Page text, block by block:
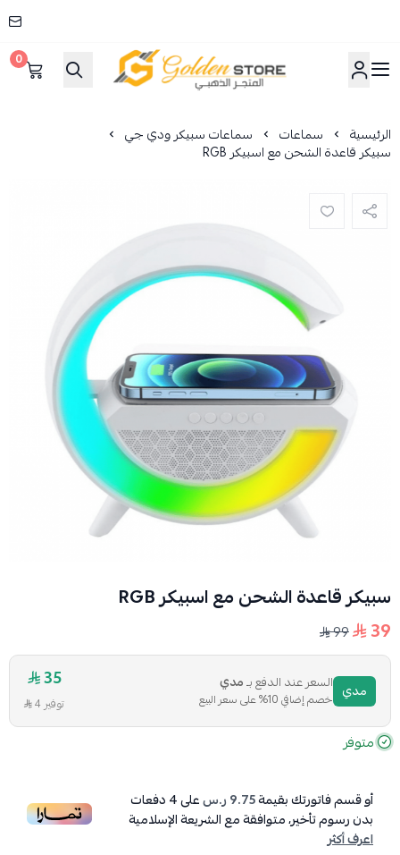
المتجر الذهبي
0
الرئيسية سماعات سماعات سبيكر ودي جي
سبيكر قاعدة الشحن مع اسبيكر RGB
سبيكر قاعدة الشحن مع اسبيكر RGB
39
99
مدي السعر عند الدفع بـمدي
خصم إضافي 10% على سعر البيع
35
توفير 4
متوفر
أو قسم فاتورتك بقيمة9.75 ر.س على4دفعات
بدون رسوم تأخير، متوافقة مع الشريعة الإسلامية
اعرف أكثر